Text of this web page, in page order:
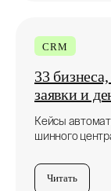
CRM
33
заявки и
Кейсы
шинного
Читать
Нажимая кнопку,